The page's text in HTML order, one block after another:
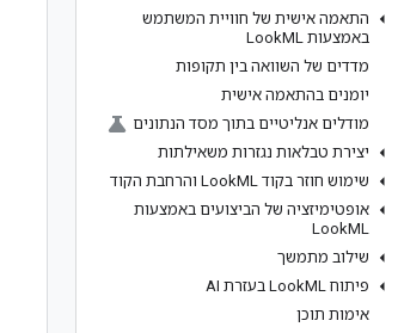
התאמה אישית של חוויית המשתמש
באמצעות Look ML
מדדים של השוואה בין תקופות
יומנים בהתאמה אישית
מודלים אנליטיים בתוך מסד הנתונים
יצירת טבלאות נגזרות משאילתות
שימוש חוזר בקוד Look ML והרחבת הקוד
אופטימיזציה של הביצועים באמצעות
LookML
שילוב מתמשך
פיתוח Look ML בעזרת AI
אימות תוכן